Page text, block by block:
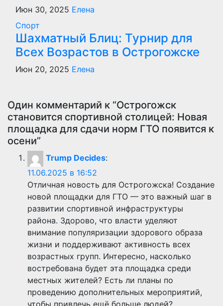
Июн 30, 2025 Елена
Спорт
Шахматный Блиц: Турнир для
Всех Возрастов в Острогожске
Июн 20, 2025 Елена
Один комментарий к “Острогожск
становится спортивной столицей: Новая
площадка для сдачи норм ГТО появится к
осени”
Trump Decides:
11.06.2025 в 16:52
Отличная новость для Острогожска! Создание
новой площадки для ГТО — это важный шаг в
развитии спортивной инфраструктуры
района. Здорово, что власти уделяют
внимание популяризации здорового образа
жизни и поддерживают активность всех
возрастных групп. Интересно, насколько
востребована будет эта площадка среди
местных жителей? Есть ли планы по
проведению дополнительных мероприятий,
чтобы привлечь ещё больше людей?